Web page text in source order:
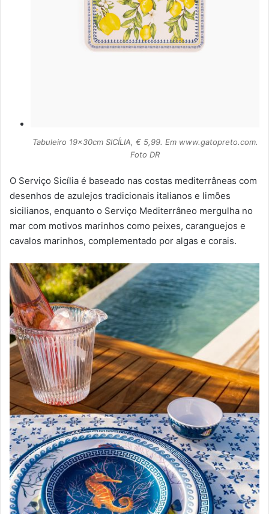
Tabuleiro 19x30cm SICÍLIA, € 5,99. Em www.gatopreto.com.
Foto DR
O Serviço Sicília é baseado nas costas mediterrâneas com
desenhos de azulejos tradicionais italianos e limões
sicilianos, enquanto o Serviço Mediterrâneo mergulha no
mar com motivos marinhos como peixes, caranguejos e
cavalos marinhos, complementado por algas e corais.